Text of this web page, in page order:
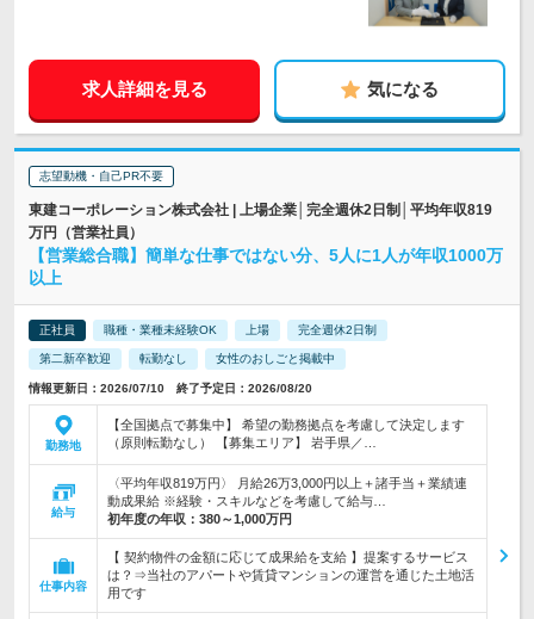
求人詳細を見る 気になる
志望動機・自己PR不要
東建コーポレーション株式会社 | 上場企業│完全週休2日制│平均年収819
万円（営業社員）
【営業総合職】簡単な仕事ではない分、5人に1人が年収1000万
以上
正社員 職種・業種未経験OK 上場 完全週休2日制
第二新卒歓迎 転勤なし 女性のおしごと掲載中
情報更新日：2026/07/10 終了予定日：2026/08/20
勤務地
【全国拠点で募集中】 希望の勤務拠点を考慮して決定します
（原則転勤なし） 【募集エリア】 岩手県／…
給与
〈平均年収819万円〉 月給26万3,000円以上＋諸手当＋業績連
動成果給 ※経験・スキルなどを考慮して給与…
初年度の年収： 380～1,000万円
仕事内容
【 契約物件の金額に応じて成果給を支給 】提案するサービス
は？⇒当社のアパートや賃貸マンションの運営を通じた土地活
用です